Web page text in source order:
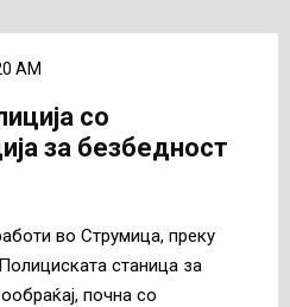
AM
со
за безбедност
во Струмица, преку
станица за
почна со